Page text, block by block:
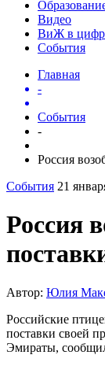
Видео
ВиЖ в
События
Главная
-
События
-
Россия
События 21
Россия
Автор: Юлия
Российские
поставки своей
Эмираты,